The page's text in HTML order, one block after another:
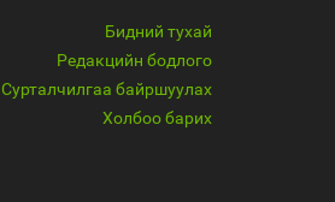
Бидний тухай
Редакцийн бодлого
Сурталчилгаа байршуулах
Холбоо барих